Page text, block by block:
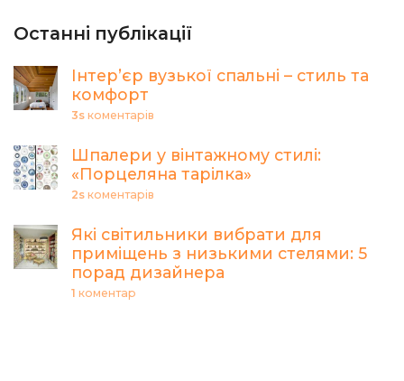
Останні публікації
Інтер’єр вузької спальні – стиль та
комфорт
3s коментарів
Шпалери у вінтажному стилі:
«Порцеляна тарілка»
2s коментарів
Які світильники вибрати для
приміщень з низькими стелями: 5
порад дизайнера
1 коментар